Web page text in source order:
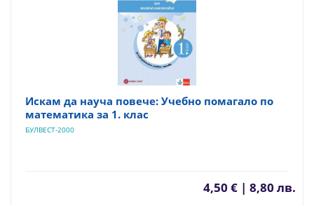
Искам да науча повече: Учебно помагало по
математика за 1. клас
БУЛВЕСТ-2000
4,50 € | 8,80 лв.